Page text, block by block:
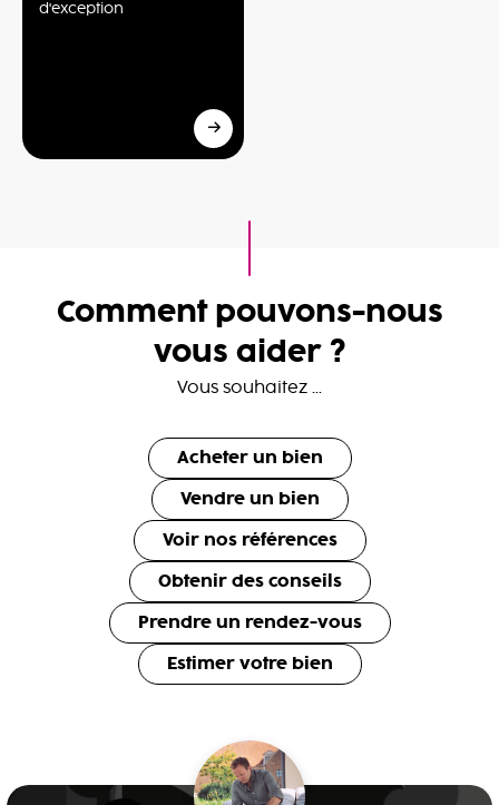
d'exception
Comment pouvons-nous
vous aider ?
Vous souhaitez ...
Acheter un bien
Vendre un bien
Voir nos références
Obtenir des conseils
Prendre un rendez-vous
Estimer votre bien